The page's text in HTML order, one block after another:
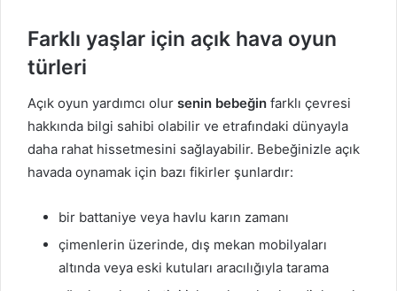
Farklı yaşlar için açık hava oyun
türleri
Açık oyun yardımcı olur senin bebeğin farklı çevresi
hakkında bilgi sahibi olabilir ve etrafındaki dünyayla
daha rahat hissetmesini sağlayabilir. Bebeğinizle açık
havada oynamak için bazı fikirler şunlardır:
bir battaniye veya havlu karın zamanı
çimenlerin üzerinde, dış mekan mobilyaları
altında veya eski kutuları aracılığıyla tarama